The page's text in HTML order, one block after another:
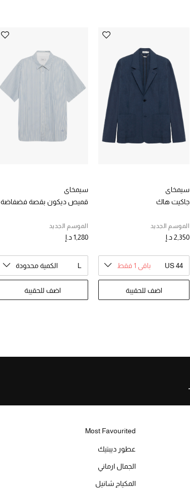
سيمخاي
جاكيت هاك
الموسم الجديد
2,350 د.إ
US 44 باقي 1 فقط
اضف للحقيبة
سيمخاي
قميص ديكون بقصة فضفاضة
الموسم الجديد
1,280 د.إ
L الكمية محدودة
اضف للحقيبة
Most Favourited
عطور ديبتيك
الجمال ارماني
المكياج شانيل